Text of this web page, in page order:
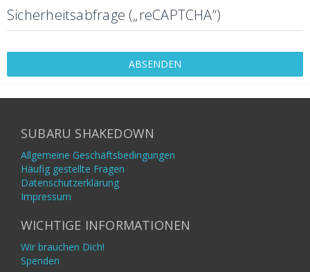
Sicherheitsabfrage („reCAPTCHA“)
SUBARU SHAKEDOWN
Allgemeine Geschäftsbedingungen
Häufig gestellte Fragen
Datenschutzerklärung
Impressum
WICHTIGE INFORMATIONEN
Wir brauchen Dich!
Spenden